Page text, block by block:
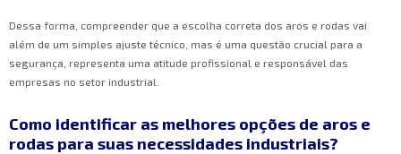
Dessa forma, compreender que a escolha correta dos aros e rodas vai
além de um simples ajuste técnico, mas é uma questão crucial para a
segurança, representa uma atitude profissional e responsável das
empresas no setor industrial.
Como identificar as melhores opções de aros e
rodas para suas necessidades industriais?